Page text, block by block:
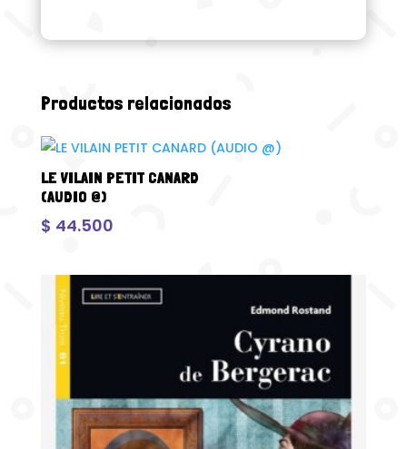
Productos relacionados
LE VILAIN PETIT CANARD
(AUDIO @)
$ 44.500